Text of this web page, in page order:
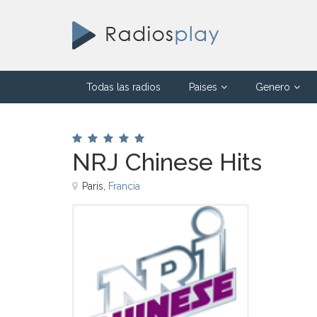
Todas las radios Paises Genero
NRJ Chinese Hits
Paris, Francia